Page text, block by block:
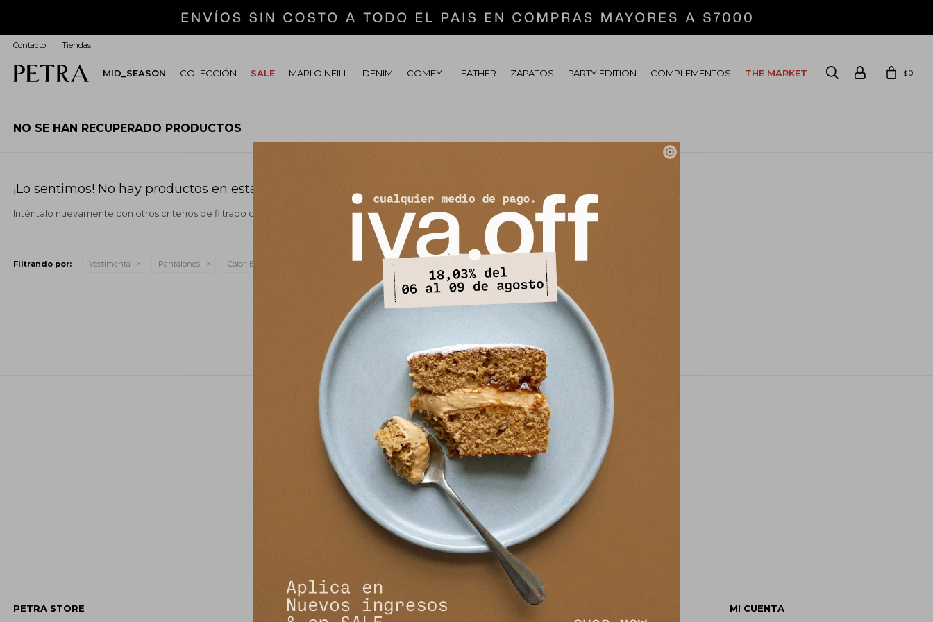

MID_SEASON COLECCIÓN SALE MARI O NEILL DENIM COMFY LEATHER ZAPATOS PARTY EDITION COMPLEMENTOS THE MARKET $0
Contacto Tiendas
NO SE HAN RECUPERADO PRODUCTOS
¡Lo sentimos! No hay productos en esta sección.
Inténtalo nuevamente con otros criterios de filtrado o busca en otras secciones de nuestro catálogo.
Filtrando por: Vestimenta Pantalones Color: Bordeaux Quitar filtros
PETRA STORE NOSOTROS MI CUENTA
NEWSLETTER
¡Suscribite y recibí todas nuestras novedades!
SUSCRIBIRME
